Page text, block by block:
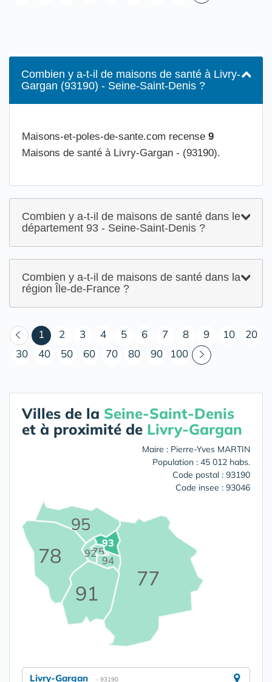
Combien y a-t-il de maisons de santé à Livry-
Gargan (93190) - Seine-Saint-Denis ?
Maisons-et-poles-de-sante.com recense 9
Maisons de santé à Livry-Gargan - (93190).
Combien y a-t-il de maisons de santé dans le
département 93 - Seine-Saint-Denis ?
Combien y a-t-il de maisons de santé dans la
région Île-de-France ?
1 (courant)
2 3 4 5 6 7 8 9 10
20
30
40 50 60 70 80 90 100
Villes de la Seine-Saint-Denis
et à proximité de Livry-Gargan
Maire : Pierre-Yves MARTIN
Population : 45 012 habs.
Code postal : 93190
Code insee : 93046
75
77
78
91
92
93
94
95
Livry-Gargan - 93190